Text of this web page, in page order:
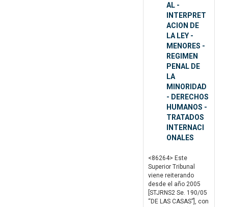
AL -
INTERPRET
ACION DE
LA LEY -
MENORES -
REGIMEN
PENAL DE
LA
MINORIDAD
- DERECHOS
HUMANOS -
TRATADOS
INTERNACI
ONALES
<86264> Este
Superior Tribunal
viene reiterando
desde el año 2005
[STJRNS2 Se. 190/05
“DE LAS CASAS”], con